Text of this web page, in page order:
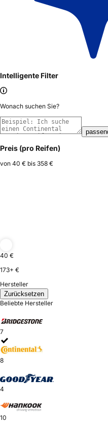
Intelligente Filter
Wonach suchen Sie?
Preis (pro Reifen)
von 40 € bis 358 €
40 €
173+ €
Hersteller
Zurücksetzen
Beliebte Hersteller
7
8
4
10